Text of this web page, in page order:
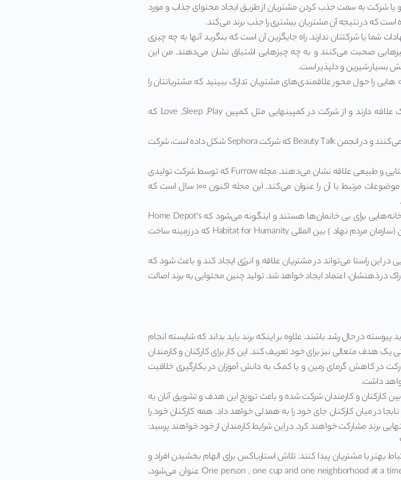
و یا شرکت به سمت جذب کردن مشتریان از طریق ایجاد محتوای جذاب و مورد
که در نتیجه آن مشتریان بیشتری را جذب برند می‌کند.
شما یا شرکتتان ندارند. راه جایگزین آن است که بنگرید آنها به چه چیزی
صحبت می‌کنند و به چه چیزهایی اشتیاق نشان می‌دهند. من این
را حول محور علاقمندی‌های مشتریان تدارک ببینید که مشتریانتان را
• علاقه زیادی به پوشک بچه ندارند اما آنها به مراقبت از کودک علاقه دارند و از شرکت در کمپینهایی مثل کمپین Love ,Sleep ,Play که
• علاقه زیادی به محصولات آرایشی ندارند اما آنها به زیبایی توجه می‌کنند و در انجمن Beauty Talk که شرکت Sephora شکل داده است، شرکت
• علاقه زیادی به تجهیزات کشاورزی ندارند اما به سبک زندگی روستایی و طبیعی علاقه نشان می‌دهند. مجله Furrow که توسط شرکت تولیدی
John Deere منتشر می‌شود، موضوعات مربوط به کشاورزی و موضوعات مرتبط با آن را عنوان می‌کند. این مجله اکنون ۱۰۰ سال است که
• علاقه زیادی به محصولات ساختمانی ندارند اما درصدد ساخت خانه‌هایی برای بی خانمان‌ها هستند و اینگونه می‌شود که Home Depot’s
Link که یک وب سایت فروش محصولات ساختمانی است با سمن (سازمان مردم نهاد ) بین المللی Habitat for Humanity که در زمینه ساخت
در این راستا می‌تواند در مشتریان علاقه و انرژی ایجاد کند و باعث شود که
در ذهنشان، اعتماد ایجاد خواهد شد. تولید چنین محتوایی به برند اصالت
در حال رشد باشند. علاوه بر اینکه برند باید بداند که شایسته انجام
هدف متعالی نیز برای خود تعریف کند. این کار برای کارکنان و کارمندان
در کاهش گرمای زمین و یا کمک به دانش آموزان در بکارگیری خلاقیت
داشت.
و کارمندان شرکت شده و باعث ترویج این هدف و تشویق آنان به
در میان کارکنان جای خود را به همدلی خواهد داد. همه کارکنان خود را
مشارکت خواهند کرد. در این شرایط کارمندان از خود خواهند پرسید:
بهتر با مشتریان پیدا کنند. تلاش استارباکس برای الهام بخشیدن افراد و
تغذیه روحی انسان‌ها که در قالب بیانیه رسالت برندش بصورتOne person , one cup and one neighborhood at a time عنوان می‌شود،